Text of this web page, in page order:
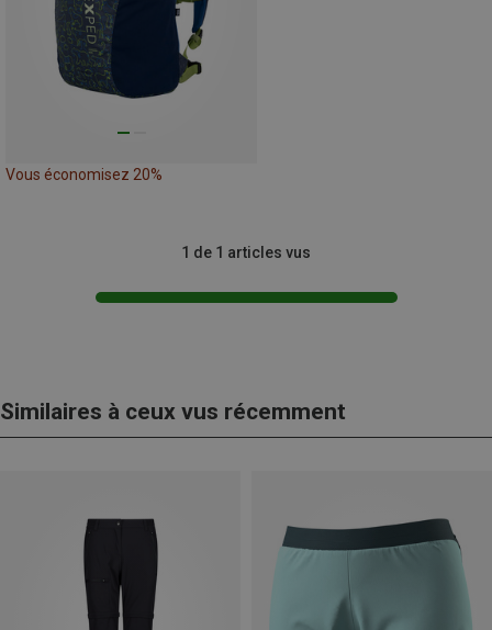
Vous économisez 20%
1 de 1 articles vus
Similaires à ceux vus récemment